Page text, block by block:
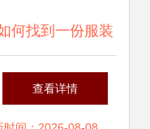
何找到一份服装
代理实习工作 全方
查看详情